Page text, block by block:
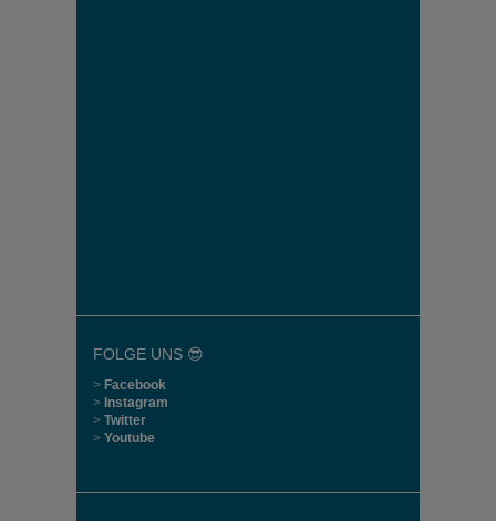
FOLGE UNS 😎
> Facebook
> Instagram
> Twitter
> Youtube